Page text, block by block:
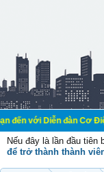
đàn Cơ Điện - Diễn
Nếu đây là lần đầu
để trở thành thành